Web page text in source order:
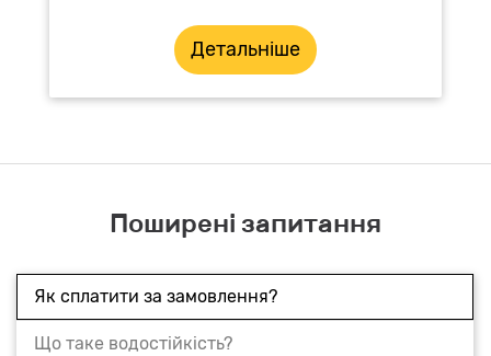
Детальніше
Поширені запитання
Як сплатити за замовлення?
Що таке водостійкість?